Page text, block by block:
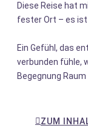
Diese Reise hat
fester Ort – es ist
Ein Gefühl, das
verbunden fühle,
Begegnung
ZUM